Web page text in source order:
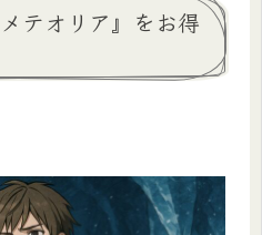
テオリア』をお得